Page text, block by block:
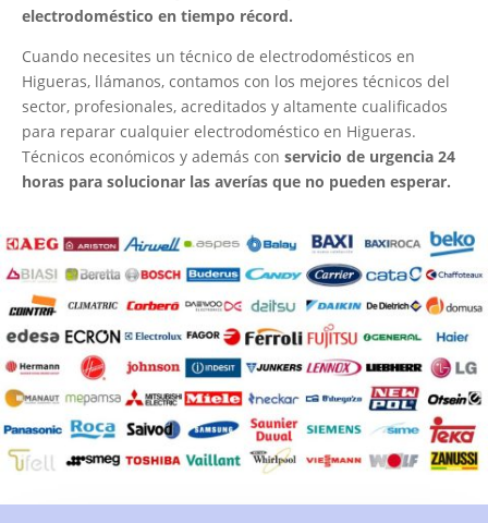
electrodoméstico en tiempo récord.
Cuando necesites un técnico de electrodomésticos en
Higueras, llámanos, contamos con los mejores técnicos del
sector, profesionales, acreditados y altamente cualificados
para reparar cualquier electrodoméstico en Higueras.
Técnicos económicos y además con servicio de urgencia 24
horas para solucionar las averías que no pueden esperar.